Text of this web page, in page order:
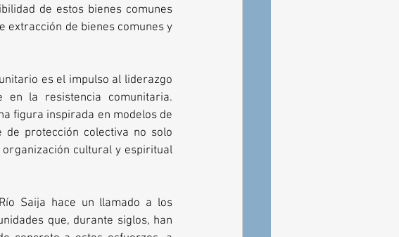
de estos bienes comunes
extracción de bienes comunes y
es el impulso al liderazgo
en la resistencia comunitaria.
figura inspirada en modelos de
de protección colectiva no solo
cultural y espiritual
Saija hace un llamado a los
que, durante siglos, han